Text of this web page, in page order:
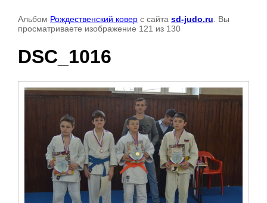
Альбом Рождественский ковер с сайта sd-judo.ru . Вы
просматриваете изображение 121 из 130
DSC_1016